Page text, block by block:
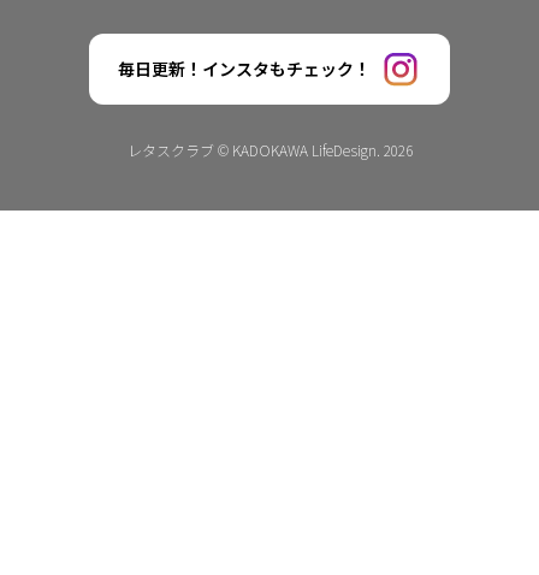
毎日更新！インスタもチェック！
レタスクラブ © KADOKAWA LifeDesign. 2026